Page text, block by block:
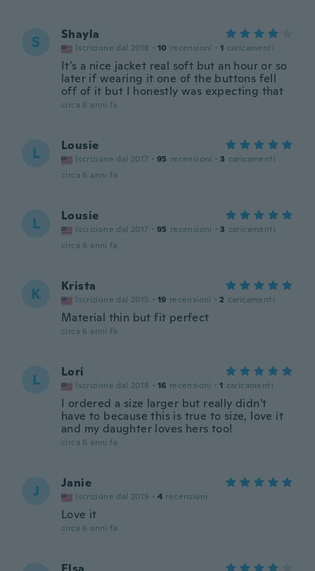
S Shayla
Iscrizione dal 2018 · 10 recensioni · 1 caricamenti
It’s a nice jacket real soft but an hour or so
later if wearing it one of the buttons fell
off of it but I honestly was expecting that
circa 6 anni fa
L Lousie
Iscrizione dal 2017 · 95 recensioni · 3 caricamenti
circa 6 anni fa
L Lousie
Iscrizione dal 2017 · 95 recensioni · 3 caricamenti
circa 6 anni fa
K Krista
Iscrizione dal 2015 · 19 recensioni · 2 caricamenti
Material thin but fit perfect
circa 6 anni fa
L Lori
Iscrizione dal 2018 · 16 recensioni · 1 caricamenti
I ordered a size larger but really didn't
have to because this is true to size, love it
and my daughter loves hers too!
circa 6 anni fa
J Janie
Iscrizione dal 2019 · 4 recensioni
Love it
circa 6 anni fa